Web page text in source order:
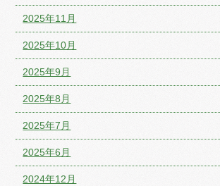
2025年11月
2025年10月
2025年9月
2025年8月
2025年7月
2025年6月
2024年12月